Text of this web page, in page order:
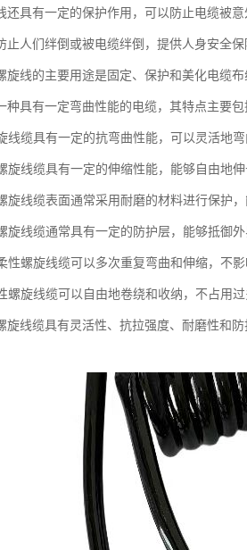
还具有一定的保护作用，可以防止电缆被
止人们绊倒或被电缆绊倒，提供人身安全保
旋线的主要用途是固定、保护和美化电缆
种具有一定弯曲性能的电缆，其特点主要包
线缆具有一定的抗弯曲性能，可以灵活地
旋线缆具有一定的伸缩性能，能够自由地
旋线缆表面通常采用耐磨的材料进行保护
旋线缆通常具有一定的防护层，能够抵御
性螺旋线缆可以多次重复弯曲和伸缩，不
螺旋线缆可以自由地卷绕和收纳，不占用
旋线缆具有灵活性、抗拉强度、耐磨性和